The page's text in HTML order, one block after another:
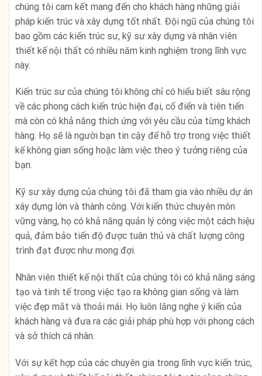
chúng tôi cam kết mang đến cho khách hàng những giải
pháp kiến trúc và xây dựng tốt nhất. Đội ngũ của chúng tôi
bao gồm các kiến trúc sư, kỹ sư xây dựng và nhân viên
thiết kế nội thất có nhiều năm kinh nghiệm trong lĩnh vực
này.
Kiến trúc sư của chúng tôi không chỉ có hiểu biết sâu rộng
về các phong cách kiến trúc hiện đại, cổ điển và tiên tiến
mà còn có khả năng thích ứng với yêu cầu của từng khách
hàng. Họ sẽ là người bạn tin cậy để hỗ trợ trong việc thiết
kế không gian sống hoặc làm việc theo ý tưởng riêng của
bạn.
Kỹ sư xây dựng của chúng tôi đã tham gia vào nhiều dự án
xây dựng lớn và thành công. Với kiến thức chuyên môn
vững vàng, họ có khả năng quản lý công việc một cách hiệu
quả, đảm bảo tiến độ được tuân thủ và chất lượng công
trình đạt được như mong đợi.
Nhân viên thiết kế nội thất của chúng tôi có khả năng sáng
tạo và tinh tế trong việc tạo ra không gian sống và làm
việc đẹp mắt và thoải mái. Họ luôn lắng nghe ý kiến của
khách hàng và đưa ra các giải pháp phù hợp với phong cách
và sở thích cá nhân.
Với sự kết hợp của các chuyên gia trong lĩnh vực kiến trúc,